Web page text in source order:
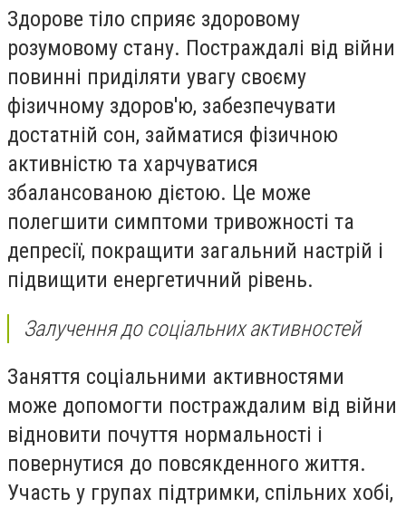
Здорове тіло сприяє здоровому
розумовому стану. Постраждалі від війни
повинні приділяти увагу своєму
фізичному здоров'ю, забезпечувати
достатній сон, займатися фізичною
активністю та харчуватися
збалансованою дієтою. Це може
полегшити симптоми тривожності та
депресії, покращити загальний настрій і
підвищити енергетичний рівень.
Залучення до соціальних активностей
Заняття соціальними активностями
може допомогти постраждалим від війни
відновити почуття нормальності і
повернутися до повсякденного життя.
Участь у групах підтримки, спільних хобі,